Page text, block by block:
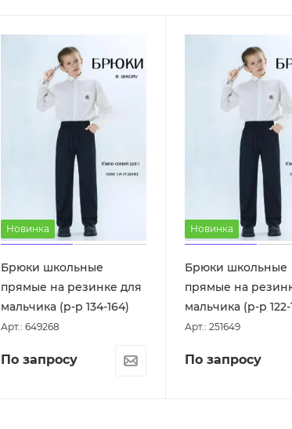
Новинка
Брюки школьные
прямые на резинке для
мальчика (р-р 134-164)
Арт.: 649268
По запросу
Новинка
Брюки школьные
прямые на
мальчика (р-р 122-
Арт.: 251649
По запросу